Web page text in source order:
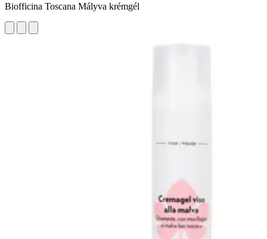
Biofficina Toscana Mályva krémgél